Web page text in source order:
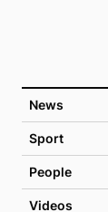
News
Sport
People
Videos